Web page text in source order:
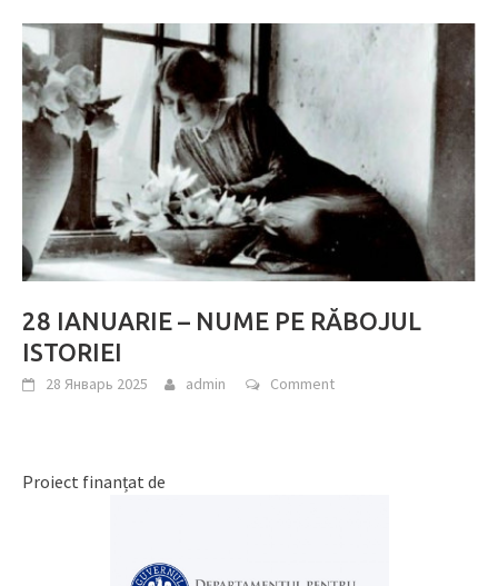
28 IANUARIE – NUME PE RĂBOJUL
ISTORIEI
28 Январь 2025 admin Comment
Proiect finanțat de